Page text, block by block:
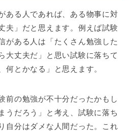
ある人であれば、ある物事に対
夫」だと思えます。例えば試験
がある人は「たくさん勉強した
大丈夫だ」と思い試験に落ちて
何とかなる」と思えます。
前の勉強が不十分だったかもし
うだろう」と考え、試験に落ち
自分はダメな人間だった。これ